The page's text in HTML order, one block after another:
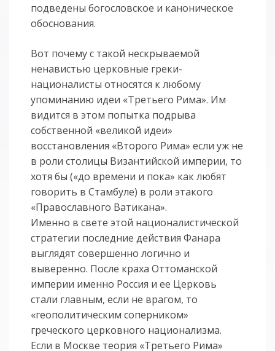
подведены богословское и каноническое
обоснования.
Вот почему с такой нескрываемой
ненавистью церковные греки-
националисты относятся к любому
упоминанию идеи «Третьего Рима». Им
видится в этом попытка подрыва
собственной «великой идеи»
восстановления «Второго Рима» если уж не
в роли столицы Византийской империи, то
хотя бы («до времени и пока» как любят
говорить в Стамбуле) в роли этакого
«Православного Ватикана».
Именно в свете этой националистической
стратегии последние действия Фанара
выглядят совершенно логично и
выверенно. После краха Оттоманской
империи именно Россия и ее Церковь
стали главным, если не врагом, то
«геополитическим соперником»
греческого церковного национализма.
Если в Москве теория «Третьего Рима»